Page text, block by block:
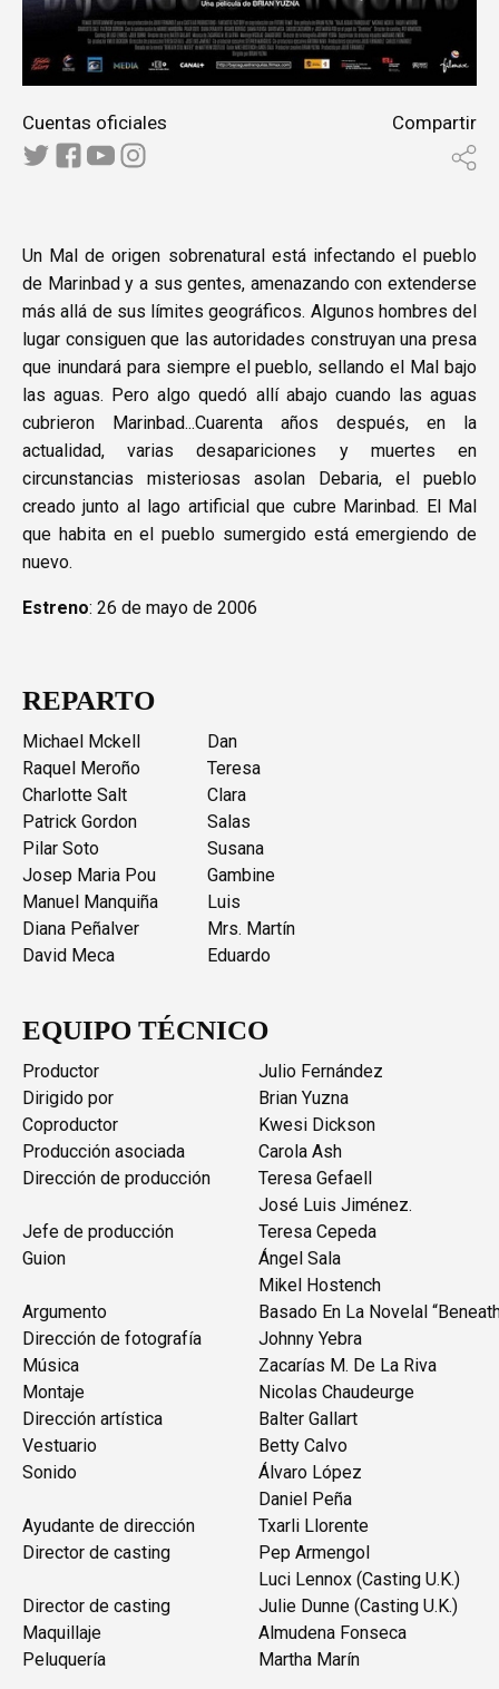
Cuentas oficiales Compartir
Un Mal de origen sobrenatural está infectando el pueblo
de Marinbad y a sus gentes, amenazando con extenderse
más allá de sus límites geográficos. Algunos hombres del
lugar consiguen que las autoridades construyan una presa
que inundará para siempre el pueblo, sellando el Mal bajo
las aguas. Pero algo quedó allí abajo cuando las aguas
cubrieron Marinbad...Cuarenta años después, en la
actualidad, varias desapariciones y muertes en
circunstancias misteriosas asolan Debaria, el pueblo
creado junto al lago artificial que cubre Marinbad. El Mal
que habita en el pueblo sumergido está emergiendo de
nuevo.
Estreno: 26 de mayo de 2006
REPARTO
Michael Mckell
Dan
Raquel Meroño
Teresa
Charlotte Salt
Clara
Patrick Gordon
Salas
Pilar Soto
Susana
Josep Maria Pou
Gambine
Manuel Manquiña
Luis
Diana Peñalver
Mrs. Martín
David Meca
Eduardo
EQUIPO TÉCNICO
Productor
Julio Fernández
Dirigido por
Brian Yuzna
Coproductor
Kwesi Dickson
Producción asociada
Carola Ash
Dirección de producción
Teresa Gefaell
José Luis Jiménez.
Jefe de producción
Teresa Cepeda
Guion
Ángel Sala
Mikel Hostench
Argumento
Basado En La Novelal
Dirección de fotografía
Johnny Yebra
Música
Zacarías M. De La Riva
Montaje
Nicolas Chaudeurge
Dirección artística
Balter Gallart
Vestuario
Betty Calvo
Sonido
Álvaro López
Daniel Peña
Ayudante de dirección
Txarli Llorente
Director de casting
Pep Armengol
Luci Lennox (Casting U.K.)
Director de casting
Julie Dunne (Casting U.K.)
Maquillaje
Almudena Fonseca
Peluquería
Martha Marín